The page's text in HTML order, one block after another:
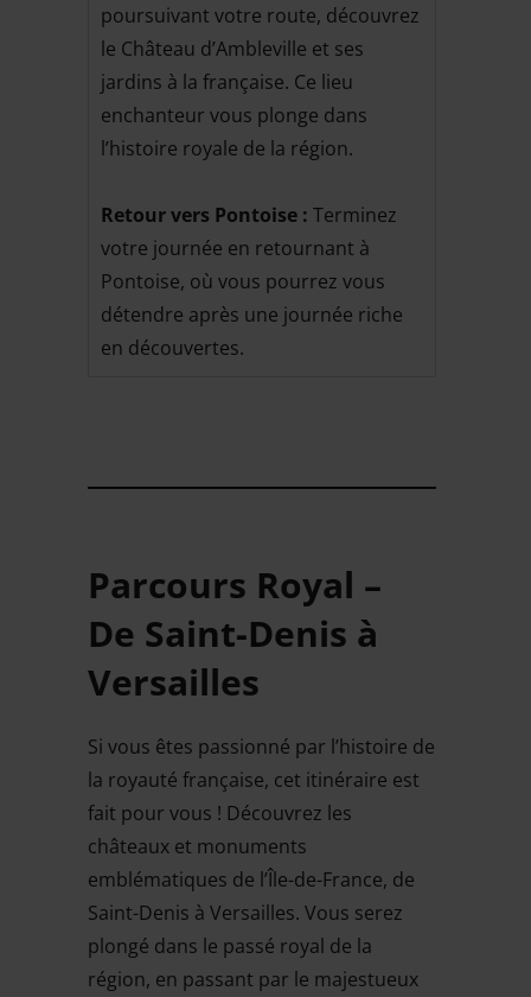
poursuivant votre route, découvrez
le Château d’Ambleville et ses
jardins à la française. Ce lieu
enchanteur vous plonge dans
l’histoire royale de la région.
Retour vers Pontoise : Terminez
votre journée en retournant à
Pontoise, où vous pourrez vous
détendre après une journée riche
en découvertes.
Parcours Royal –
De Saint-Denis à
Versailles
Si vous êtes passionné par l’histoire de
la royauté française, cet itinéraire est
fait pour vous ! Découvrez les
châteaux et monuments
emblématiques de l’Île-de-France, de
Saint-Denis à Versailles. Vous serez
plongé dans le passé royal de la
région, en passant par le majestueux